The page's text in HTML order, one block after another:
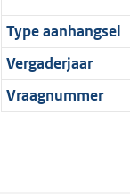
Type aanhangsel
Vergaderjaar
Vraagnummer